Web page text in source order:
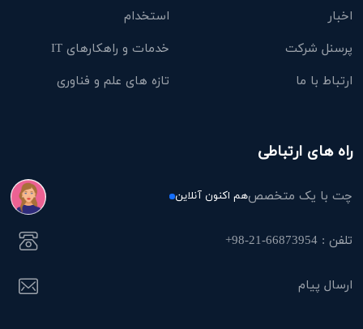
اخبار
استخدام
پرسنل شرکت
خدمات و راهکارهای IT
ارتباط با ما
تازه های علم و فناوری
راه های ارتباطی
چت با یک متخصصهم اکنون آنلاین
تلفن : 66873954-21-98+
ارسال پیام